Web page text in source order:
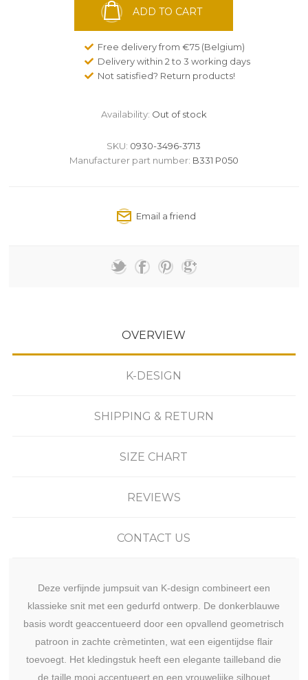
ADD TO CART
Free delivery from €75 (Belgium)
Delivery within 2 to 3 working days
Not satisfied? Return products!
Availability: Out of stock
SKU: 0930-3496-3713
Manufacturer part number: B331 P050
OVERVIEW
K-DESIGN
SHIPPING & RETURN
SIZE CHART
REVIEWS
CONTACT US
Deze verfijnde jumpsuit van K-design combineert een
klassieke snit met een gedurfd ontwerp. De donkerblauwe
basis wordt geaccentueerd door een opvallend geometrisch
patroon in zachte crèmetinten, wat een eigentijdse flair
toevoegt. Het kledingstuk heeft een elegante tailleband die
de taille mooi accentueert en een vrouwelijke silhouet